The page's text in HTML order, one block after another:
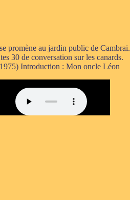
promène au jardin public de Cambrai.
30 de conversation sur les canards.
Introduction : Mon oncle Léon